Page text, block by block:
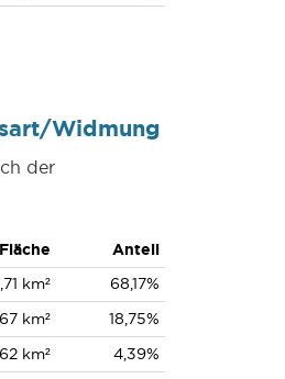
Widmung
der
Fläche
Anteil
km²
68,17%
km²
18,75%
km²
4,39%